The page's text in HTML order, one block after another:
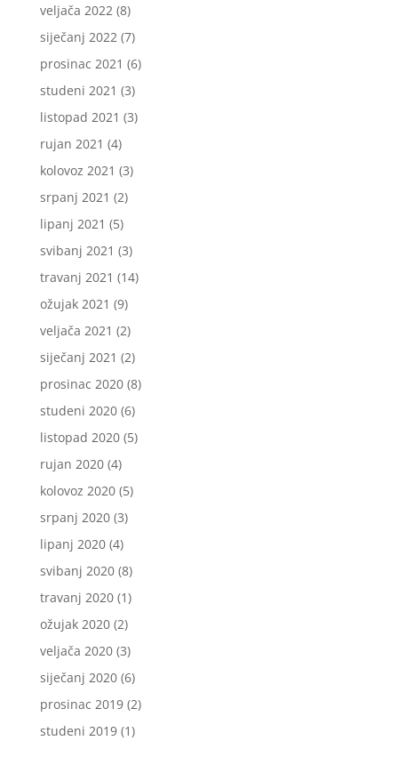
veljača 2022(8)
siječanj 2022(7)
prosinac 2021 (6)
studeni 2021 (3)
listopad 2021 (3)
rujan 2021 (4)
kolovoz 2021 (3)
srpanj 2021 (2)
lipanj 2021 (5)
svibanj 2021 (3)
travanj 2021 (14)
ožujak 2021 (9)
veljača 2021 (2)
siječanj 2021 (2)
prosinac 2020(8)
studeni 2020(6)
listopad 2020(5)
rujan 2020(4)
kolovoz 2020(5)
srpanj 2020(3)
lipanj 2020(4)
svibanj 2020(8)
travanj 2020(1)
ožujak 2020(2)
veljača 2020(3)
siječanj 2020(6)
prosinac 2019(2)
studeni 2019(1)